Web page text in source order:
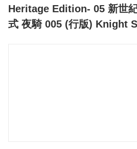
Heritage Edition- 05 新世
式 夜騎 005 (行版) Knight